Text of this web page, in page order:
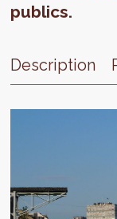
publics.
Description